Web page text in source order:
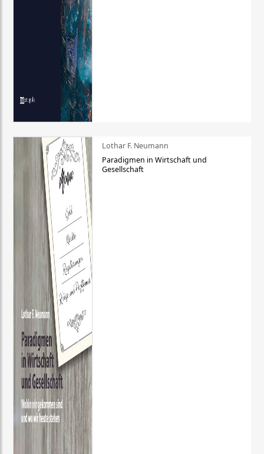
Lothar F. Neumann
Paradigmen in Wirtschaft und
Gesellschaft